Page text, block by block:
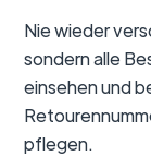
Nie wieder
sondern alle
einsehen und
pflegen.